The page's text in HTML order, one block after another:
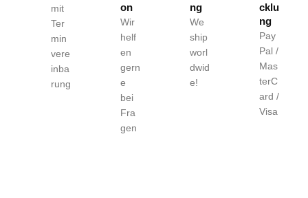
mit
Ter
min
vere
inba
rung
on
Wir
helf
en
gern
e
bei
Fra
gen
ng
We
ship
worl
dwid
e!
cklu
ng
Pay
Pal /
Mas
terC
ard /
Visa